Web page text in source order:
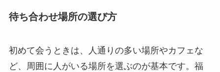
待ち合わせ場所の選び方
初めて会うときは、人通りの多い場所やカフェな
ど、周囲に人がいる場所を選ぶのが基本です。福